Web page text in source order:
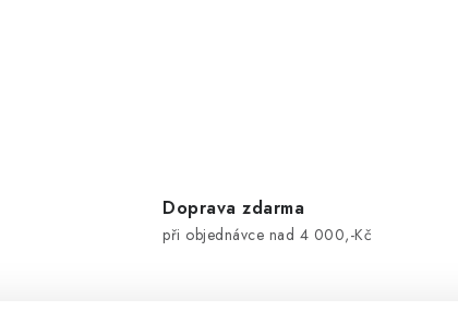
Doprava zdarma
při objednávce nad 4 000,-Kč